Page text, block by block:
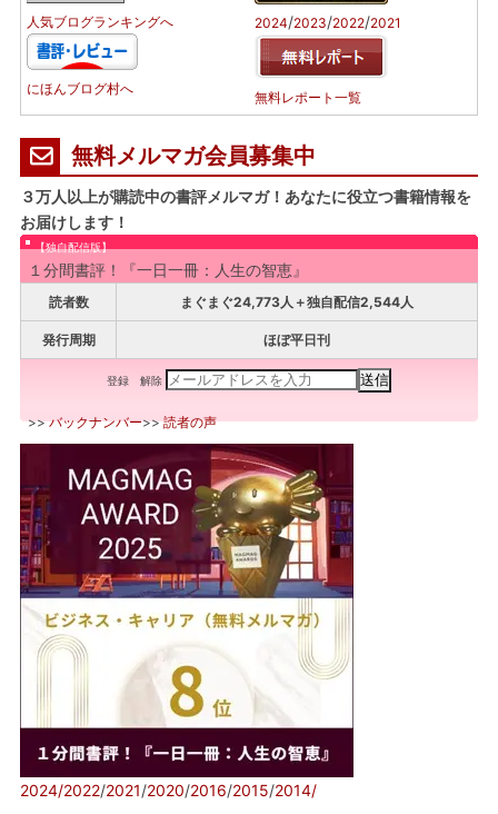
人気ブログランキングへ
にほんブログ村へ
2024/2023/2022/2021
無料レポート一覧
無料メルマガ会員募集中
３万人以上が購読中の書評メルマガ！あなたに役立つ書籍情報を
お届けします！
【独自配信版】
１分間書評！『一日一冊：人生の智恵』
読者数 まぐまぐ24,773人＋独自配信2,544人
発行周期 ほぼ平日刊
登録 解除
>>バックナンバー>>読者の声
2024/2022/2021/2020/2016/2015/2014/